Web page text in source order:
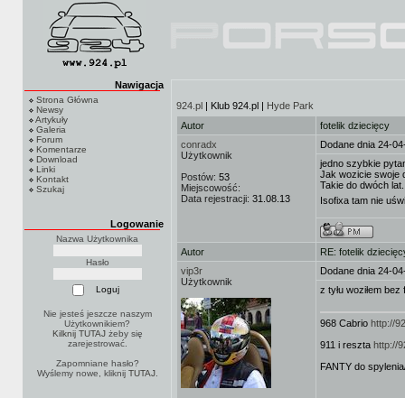
Nawigacja
Strona Główna
Newsy
Artykuły
Galeria
Forum
Komentarze
Download
Linki
Kontakt
Szukaj
Logowanie
Nazwa Użytkownika
Hasło
Nie jesteś jeszcze naszym
Użytkownikiem?
Kilknij TUTAJżeby się
zarejestrować.
Zapomniane hasło?
Wyślemy nowe, kliknij TUTAJ.
924.pl | Klub 924.pl | Hyde Park
Autor
fotelik dziecięcy
conradx
Użytkownik
Postów: 53
Miejscowość:
Data rejestracji: 31.08.13
Dodane dnia 24-
jedno szybkie
Jak wozicie swoje
Takie do dwóch
Isofixa tam nie
Autor
RE: fotelik
vip3r
Użytkownik
Dodane dnia 24-
z tyłu woziłem
968 Cabrio http://
911 i reszta http://
FANTY do